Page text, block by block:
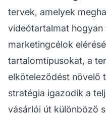
tervek, amelyek
videótartalmat hogyan
marketingcélok
tartalomtípusokat, a
elköteleződést növelő
stratégia igazodik a
vásárlói út különböző